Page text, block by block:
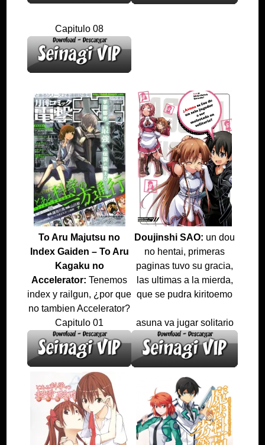
Capitulo 08
To Aru Majutsu no
Index Gaiden – To Aru
Kagaku no
Accelerator: Tenemos
index y railgun, ¿por que
no tambien Accelerator?
Doujinshi SAO: un dou
no hentai, primeras
paginas tuvo su gracia,
las ultimas a la mierda,
que se pudra kiritoemo
Capitulo 01 asuna va jugar solitario